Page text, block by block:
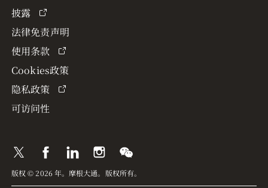
披露
法律免责声明
使用条款
Cookies政策
隐私政策
可访问性
版权 © 2026 年。摩根大通。版权所有。